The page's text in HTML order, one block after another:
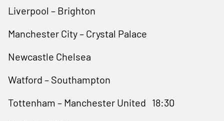
Liverpool – Brighton
Manchester City – Crystal Palace
Newcastle Chelsea
Watford – Southampton
Tottenham – Manchester United 18:30